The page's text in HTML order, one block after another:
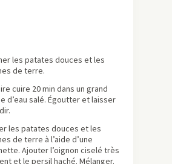
les patates douces et les
de terre.
cuire 20 min dans un grand
d’eau salé. Égoutter et laisser
les patates douces et les
de terre à l’aide d’une
Ajouter l’oignon ciselé très
et le persil haché. Mélanger.